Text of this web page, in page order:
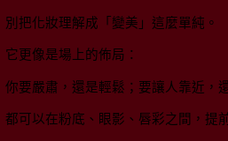
別把化妝理解成「變美」這麼單純。
它更像是場上的佈局：
你要嚴肅，還是輕鬆；要讓人靠近
都可以在粉底、眼影、唇彩之間，提